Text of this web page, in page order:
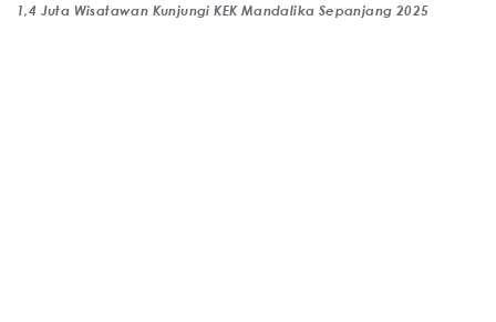
1,4 Juta Wisatawan Kunjungi KEK Mandalika Sepanjang 2025